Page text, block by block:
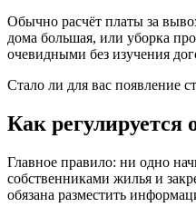
Обычно расчёт платы за
дома большая, или уборка
очевидными без изучения
Стало ли для вас появление
Как регулируется
Главное правило: ни одно
собственниками жилья и
обязана разместить